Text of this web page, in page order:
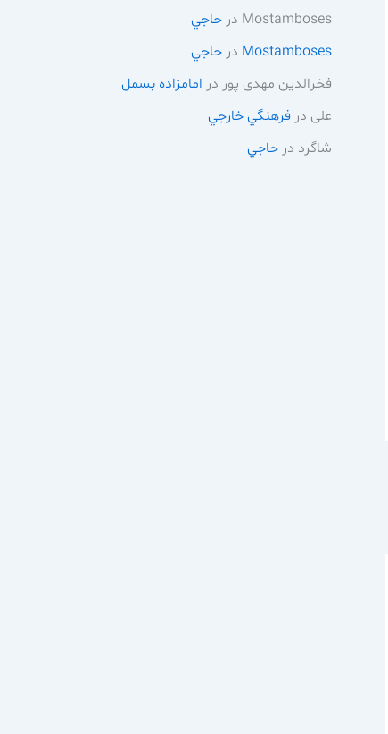
Mostamboses در حاجي
Mostamboses در حاجي
فخرالدین مهدی پور در امامزاده بسمل
علی در فرهنگي خارجي
شاگرد در حاجي